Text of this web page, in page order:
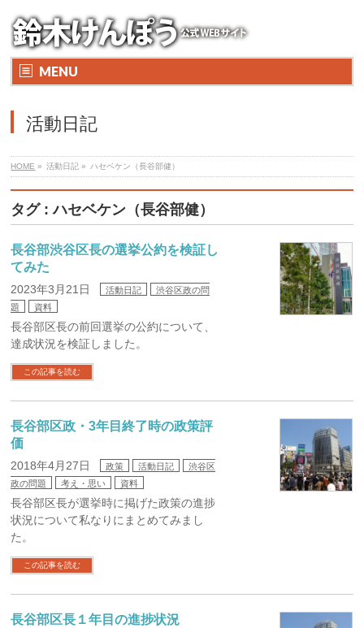
MENU
活動日記
HOME » 活動日記 » ハセベケン（長谷部健）
タグ : ハセベケン（長谷部健）
長谷部渋谷区長の選挙公約を検証し
てみた
2023年3月21日 活動日記
渋谷区政の問
題
資料
長谷部区長の前回選挙の公約について、
達成状況を検証しました。
この記事を読む
長谷部区政・3年目終了時の政策評
価
2018年4月27日 政策 活動日記
渋谷区
政の問題
考え・思い 資料
長谷部区長が選挙時に掲げた政策の進捗
状況について私なりにまとめてみまし
た。
この記事を読む
長谷部区長１年目の進捗状況